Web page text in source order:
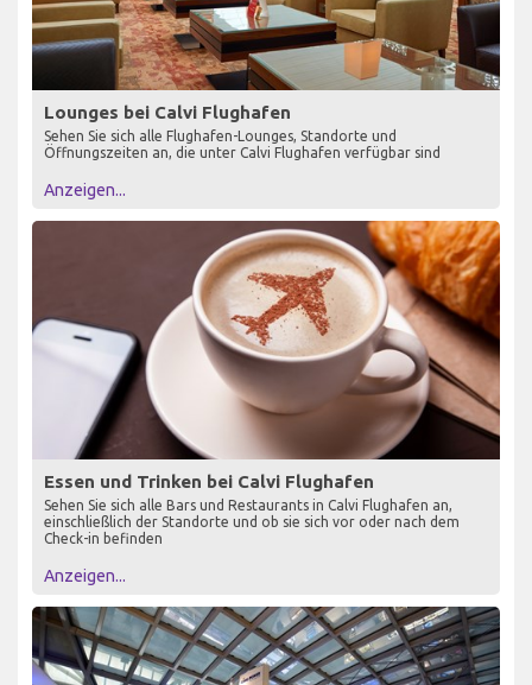
Lounges bei Calvi Flughafen
Sehen Sie sich alle Flughafen-Lounges, Standorte und
Öffnungszeiten an, die unter Calvi Flughafen verfügbar sind
Anzeigen...
Essen und Trinken bei Calvi Flughafen
Sehen Sie sich alle Bars und Restaurants in Calvi Flughafen an,
einschließlich der Standorte und ob sie sich vor oder nach dem
Check-in befinden
Anzeigen...